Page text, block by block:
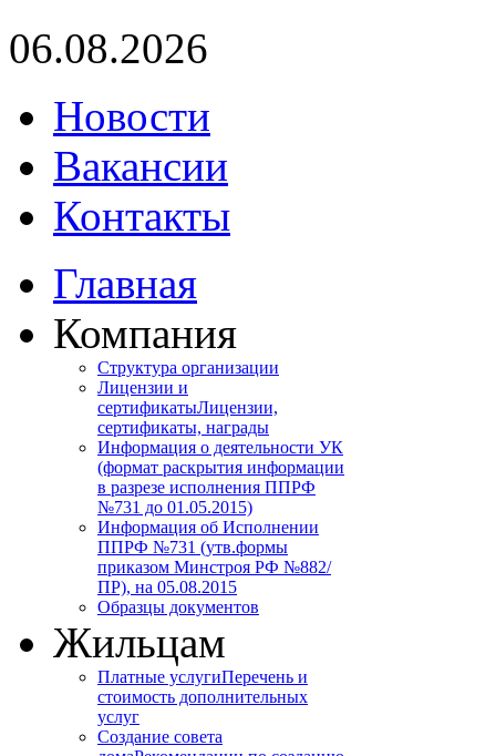
06.08.2026
Новости
Вакансии
Контакты
Главная
Компания
Структура организации
Лицензии и
сертификатыЛицензии,
сертификаты, награды
Информация о деятельности УК
(формат раскрытия информации
в разрезе исполнения ППРФ
№731 до 01.05.2015)
Информация об Исполнении
ППРФ №731 (утв.формы
приказом Минстроя РФ №882/
ПР), на 05.08.2015
Образцы документов
Жильцам
Платные услугиПеречень и
стоимость дополнительных
услуг
Создание совета